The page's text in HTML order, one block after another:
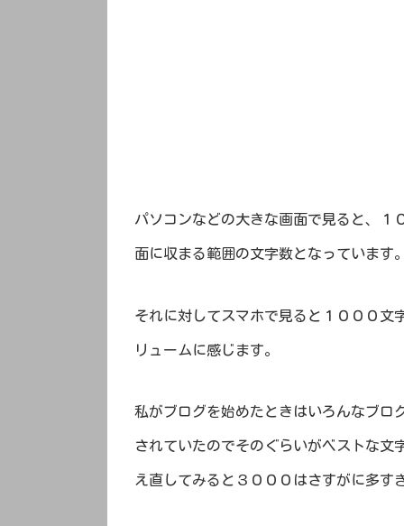
パソコンなどの大きな画面で見ると、１
面に収まる範囲の文字数となっています
それに対してスマホで見ると１０００文
リュームに感じます。
私がブログを始めたときはいろんなブロ
されていたのでそのぐらいがベストな文
え直してみると３０００はさすがに多す